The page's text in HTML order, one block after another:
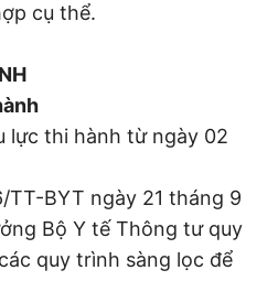
cụ thể.
lực thi hành từ ngày 02
BYT ngày 21 tháng 9
Bộ Y tế Thông tư quy
quy trình sàng lọc để